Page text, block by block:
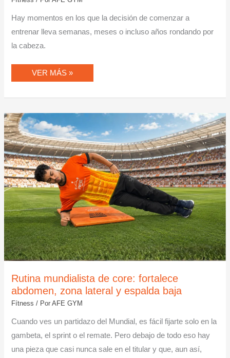
Hay momentos en los que la decisión de comenzar a
entrenar lleva semanas, meses o incluso años rondando por
la cabeza.
VER MÁS »
Rutina mundialista de core: fortalece
abdomen, zona lateral y espalda baja
Fítness / PorAFE GYM
Cuando ves un partidazo del Mundial, es fácil fijarte solo en la
gambeta, el sprint o el remate. Pero debajo de todo eso hay
una pieza que casi nunca sale en el titular y que, aun así,
RUTINA
MUNDIALISTA
DE
CORE:
FORTALECE
ABDOMEN,
ZONA
LATERAL
Y
ESPALDA
BAJA